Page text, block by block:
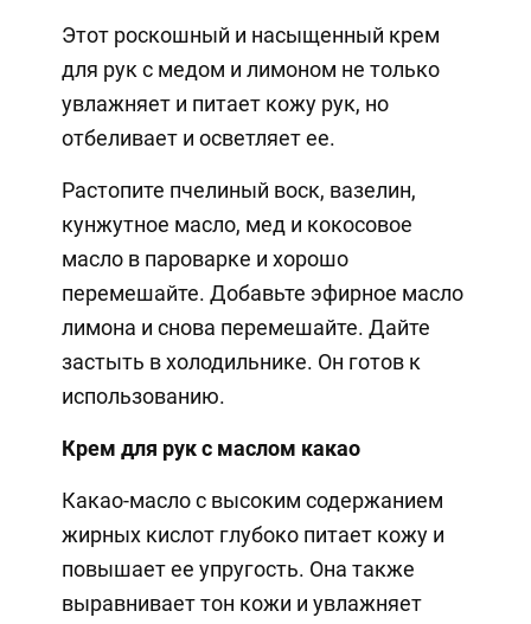
Этот роскошный и насыщенный крем
для рук с медом и лимоном не только
увлажняет и питает кожу рук, но
отбеливает и осветляет ее.
Растопите пчелиный воск, вазелин,
кунжутное масло, мед и кокосовое
масло в пароварке и хорошо
перемешайте. Добавьте эфирное масло
лимона и снова перемешайте. Дайте
застыть в холодильнике. Он готов к
использованию.
Крем для рук с маслом какао
Какао-масло с высоким содержанием
жирных кислот глубоко питает кожу и
повышает ее упругость. Она также
выравнивает тон кожи и увлажняет